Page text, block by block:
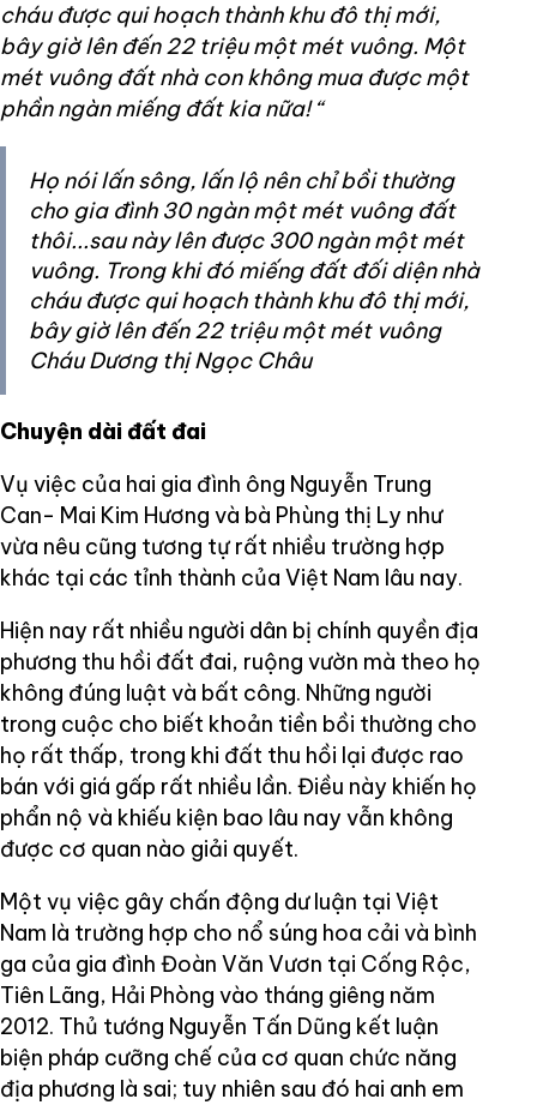
cháu được qui hoạch thành khu đô thị mới,
bây giờ lên đến 22 triệu một mét vuông. Một
mét vuông đất nhà con không mua được một
phần ngàn miếng đất kia nữa! “
Họ nói lấn sông, lấn lộ nên chỉ bồi thường
cho gia đình 30 ngàn một mét vuông đất
thôi...sau này lên được 300 ngàn một mét
vuông. Trong khi đó miếng đất đối diện nhà
cháu được qui hoạch thành khu đô thị mới,
bây giờ lên đến 22 triệu một mét vuông
Cháu Dương thị Ngọc Châu
Chuyện dài đất đai
Vụ việc của hai gia đình ông Nguyễn Trung
Can- Mai Kim Hương và bà Phùng thị Ly như
vừa nêu cũng tương tự rất nhiều trường hợp
khác tại các tỉnh thành của Việt Nam lâu nay.
Hiện nay rất nhiều người dân bị chính quyền địa
phương thu hồi đất đai, ruộng vườn mà theo họ
không đúng luật và bất công. Những người
trong cuộc cho biết khoản tiền bồi thường cho
họ rất thấp, trong khi đất thu hồi lại được rao
bán với giá gấp rất nhiều lần. Điều này khiến họ
phẩn nộ và khiếu kiện bao lâu nay vẫn không
được cơ quan nào giải quyết.
Một vụ việc gây chấn động dư luận tại Việt
Nam là trường hợp cho nổ súng hoa cải và bình
ga của gia đình Đoàn Văn Vươn tại Cống Rộc,
Tiên Lãng, Hải Phòng vào tháng giêng năm
2012. Thủ tướng Nguyễn Tấn Dũng kết luận
biện pháp cưỡng chế của cơ quan chức năng
địa phương là sai; tuy nhiên sau đó hai anh em